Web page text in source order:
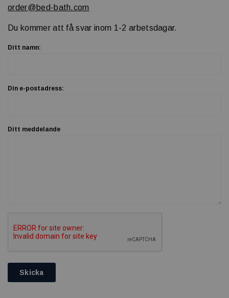
order@bed-bath.com
Du kommer att få svar inom 1-2 arbetsdagar.
Ditt namn:
Din e-postadress:
Ditt meddelande
Skicka